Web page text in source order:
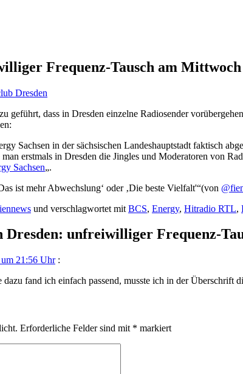
Frequenz-Tausch am Mittwoch
Dresden
geführt, dass in Dresden einzelne Radiosender
Sachsen in der sächsischen Landeshauptstadt faktisch
erstmals in Dresden die Jingles und Moderatoren von
Sachsen„.
ist mehr Abwechslung‘ oder ‚Die beste Vielfalt'“(von
und verschlagwortet mit BCS, Energy, Hitradio RTL,
Dresden: unfreiwilliger Frequenz-
21:56 Uhr :
fand ich einfach passend, musste ich in der
Erforderliche Felder sind mit * markiert